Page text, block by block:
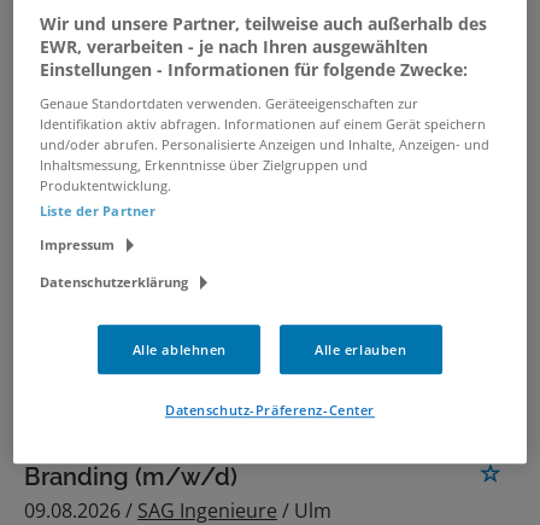
06.08.2026 /Würth IT GmbH/ Bad Mergentheim
Talent Acquisition Expert (w/m/d)
06.08.2026 /HUK-COBURG
Versicherungsgruppe'
Talent Acquisition Assistant
(w/m/d)
06.08.2026 /HUK-COBURG
Versicherungsgruppe'
Kaufmännischer Fachwirt -
Branding (m/w/d)
09.08.2026 / SAG Ingenieure / Ulm
Wir und unsere Partner, teilweise auch außerhalb des
EWR, verarbeiten - je nach Ihren ausgewählten
Einstellungen - Informationen für folgende Zwecke:
Genaue Standortdaten verwenden. Geräteeigenschaften zur
Identifikation aktiv abfragen. Informationen auf einem Gerät speichern
und/oder abrufen. Personalisierte Anzeigen und Inhalte, Anzeigen- und
Inhaltsmessung, Erkenntnisse über Zielgruppen und
Produktentwicklung.
Liste der Partner
Impressum
Datenschutzerklärung
Alle ablehnen Alle erlauben
Datenschutz-Präferenz-Center